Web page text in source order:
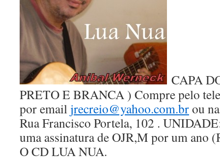
CAPA
PRETO E BRANCA ) Compre pelo
por email jrecreio@yahoo.com.brou
Rua Francisco Portela, 102 .
uma assinatura de OJR,M por um ano
O CD LUA NUA.